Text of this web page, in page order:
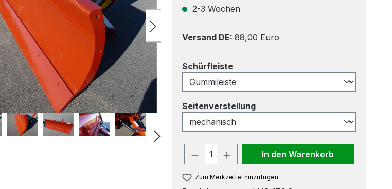
2-3 Wochen
Versand DE: 88,00 Euro
Schürfleisteauswählen
Seitenverstellungauswählen
Produkt Anzahl: Gib den
In den Warenkorb
Zum Merkzettel hinzufügen